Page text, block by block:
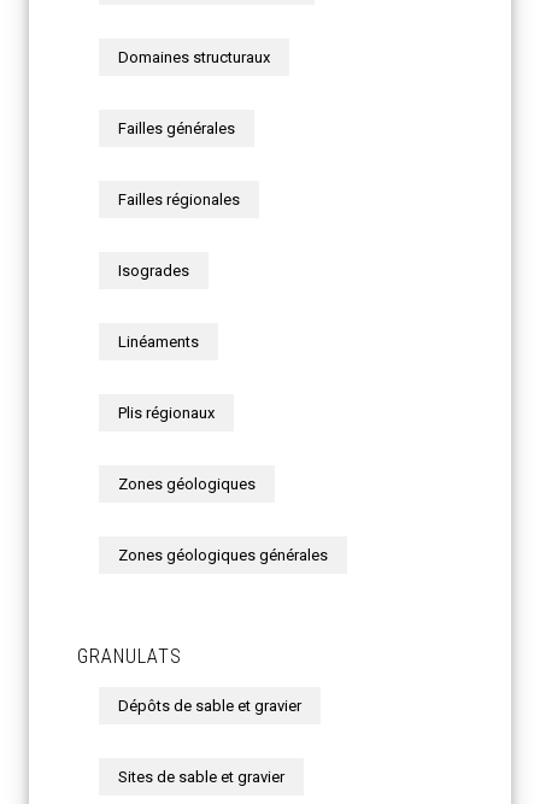
Domaines structuraux
Failles générales
Failles régionales
Isogrades
Linéaments
Plis régionaux
Zones géologiques
Zones géologiques générales
GRANULATS
Dépôts de sable et gravier
Sites de sable et gravier